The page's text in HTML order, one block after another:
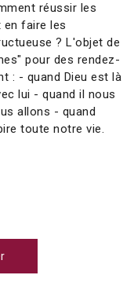
réussir les
en faire les
? L'objet de
pour des rendez-
: - quand Dieu est là
lui - quand il nous
allons - quand
toute notre vie.